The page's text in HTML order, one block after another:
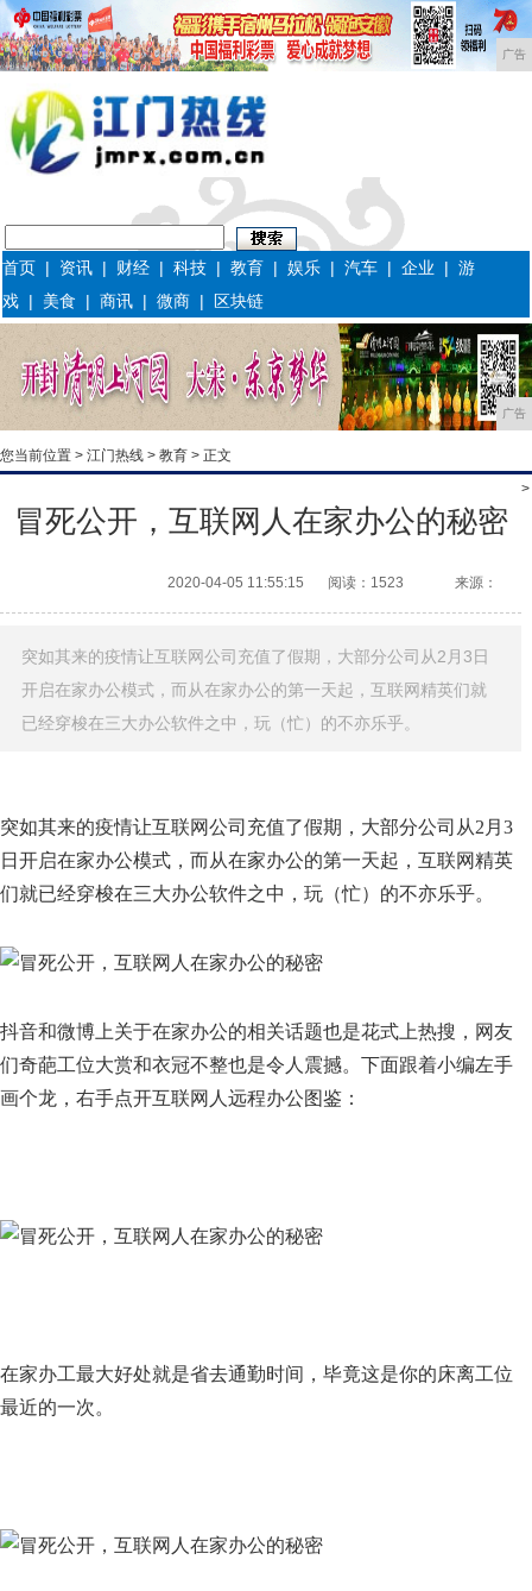
广告
首页 | 资讯 | 财经 |科技 |教育 |娱乐 |汽车 |企业 |游
戏 | 美食 |商讯 |微商 | 区块链
广告
您当前位置 > 江门热线 > 教育 > 正文
>
冒死公开，互联网人在家办公的秘密
2020-04-05 11:55:15 阅读：1523 来源：
突如其来的疫情让互联网公司充值了假期，大部分公司从2月3日
开启在家办公模式，而从在家办公的第一天起，互联网精英们就
已经穿梭在三大办公软件之中，玩（忙）的不亦乐乎。
突如其来的疫情让互联网公司充值了假期，大部分公司从2月3
日开启在家办公模式，而从在家办公的第一天起，互联网精英
们就已经穿梭在三大办公软件之中，玩（忙）的不亦乐乎。
抖音和微博上关于在家办公的相关话题也是花式上热搜，网友
们奇葩工位大赏和衣冠不整也是令人震撼。下面跟着小编左手
画个龙，右手点开互联网人远程办公图鉴：
在家办工最大好处就是省去通勤时间，毕竟这是你的床离工位
最近的一次。